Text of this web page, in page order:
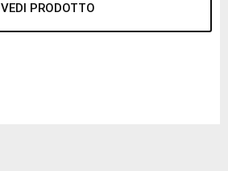
VEDI PRODOTTO